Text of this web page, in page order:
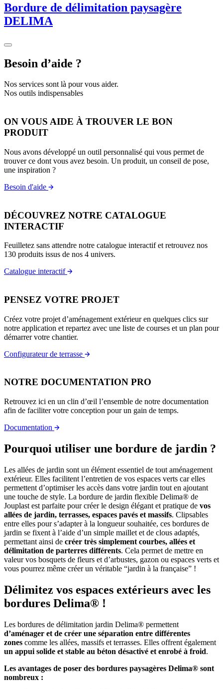
Bordure de délimitation paysagère
DELIMA
Besoin d’aide ?
Nos services sont là pour vous aider.
Nos outils indispensables
ON VOUS AIDE À TROUVER LE BON
PRODUIT
Nous avons développé un outil personnalisé qui vous permet de
trouver ce dont vous avez besoin. Un produit, un conseil de pose,
une inspiration ?
Besoin d'aide
DÉCOUVREZ NOTRE CATALOGUE
INTERACTIF
Feuilletez sans attendre notre catalogue interactif et retrouvez nos
130 produits issus de nos 4 univers.
Catalogue interactif
PENSEZ VOTRE PROJET
Créez votre projet d’aménagement extérieur en quelques clics sur
notre application et repartez avec une liste de courses et un plan pour
démarrer votre chantier.
Configurateur de terrasse
NOTRE DOCUMENTATION PRO
Retrouvez ici en un clin d’œil l’ensemble de notre documentation
afin de faciliter votre conception pour un gain de temps.
Documentation
Pourquoi utiliser une bordure de jardin ?
Les allées de jardin sont un élément essentiel de tout aménagement
extérieur. Elles facilitent l’entretien de vos espaces verts car elles
permettent d’optimiser les accès dans votre jardin tout en ajoutant
une touche de style. La bordure de jardin flexible Delima® de
Jouplast est parfaite pour créer le design élégant et pratique de vos
allées de jardin, terrasses, espaces pavés et massifs. Clipsables
entre elles pour s’adapter à la longueur souhaitée, ces bordures de
jardin se fixent à l’aide d’un simple maillet et de clous adaptés,
permettant ainsi de créer très simplement courbes, allées et
délimitation de parterres différents. Cela permet de mettre en
valeur vos bosquets de fleurs et d’arbustes, gazon ou espaces verts et
vous pourrez même créer un véritable “jardin à la française” !
Délimitez vos espaces extérieurs avec les
bordures Delima® !
Les bordures de délimitation jardin Delima® permettent
d’aménager et de créer une séparation entre différentes
zones comme les allées, massifs et terrasses. Elles offrent également
un appui solide et stable au béton désactivé et enrobé à froid.
Les avantages de poser des bordures paysagères Delima® sont
nombreux :